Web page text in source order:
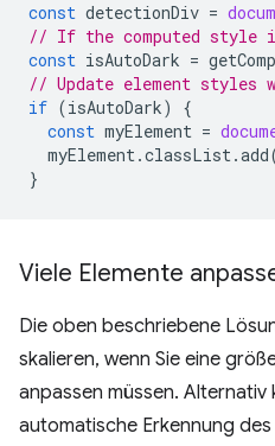
const detectionDiv =
// If the computed style
const isAutoDark =
// Update element styles
if (isAutoDark)
{
const myElement =
myElement.classList.add
}
Viele Elemente
Die oben beschriebene
skalieren, wenn Sie eine
anpassen müssen. Alternativ
automatische Erkennung